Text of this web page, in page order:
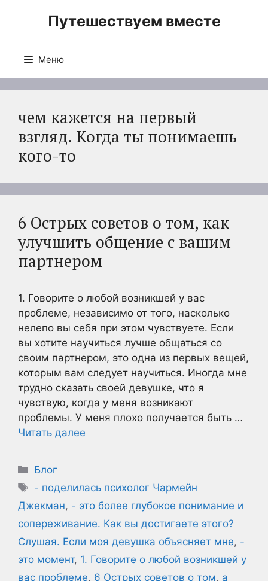
Путешествуем вместе
Меню
чем кажется на первый
взгляд. Когда ты понимаешь
кого-то
6 Острых советов о том, как
улучшить общение с вашим
партнером
1. Говорите о любой возникшей у вас
проблеме, независимо от того, насколько
нелепо вы себя при этом чувствуете. Если
вы хотите научиться лучше общаться со
своим партнером, это одна из первых вещей,
которым вам следует научиться. Иногда мне
трудно сказать своей девушке, что я
чувствую, когда у меня возникают
проблемы. У меня плохо получается быть …
Читать далее
Рубрики
Блог
Метки
- поделилась психолог Чармейн
Джекман, - это более глубокое понимание и
сопереживание. Как вы достигаете этого?
Слушая. Если моя девушка объясняет мне, -
это момент, 1. Говорите о любой возникшей у
вас проблеме, 6 Острых советов о том, а